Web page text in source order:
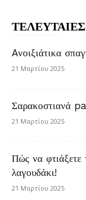
Aνοιξιάτικα
21 Μαρτίου 2025
Σαρακοστιανά
21 Μαρτίου 2025
Πώς να φτιάξετε
λαγουδάκι!
21 Μαρτίου 2025